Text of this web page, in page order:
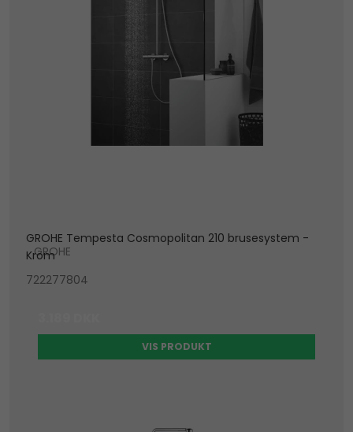
GROHE Tempesta Cosmopolitan 210 brusesystem -
Krom
GROHE
722277804
VIS PRODUKT